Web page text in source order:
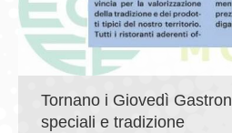
Tornano i Giovedì
speciali e tradizione